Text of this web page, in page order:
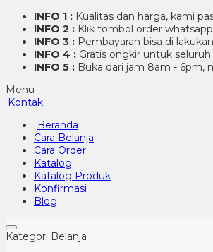
INFO 1 : Kualitas dan harga, kami
INFO 2 : Klik tombol order
INFO 3 : Pembayaran bisa di
INFO 4 : Gratis ongkir untuk
INFO 5 : Buka dari jam 8am - 6pm,
Menu
Kontak
Beranda
Cara Belanja
Cara Order
Katalog
Katalog Produk
Konfirmasi
Blog
Kategori Belanja